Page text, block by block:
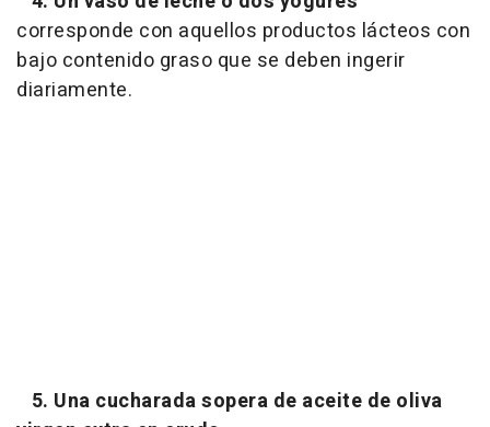
corresponde con aquellos productos lácteos con
bajo contenido graso que se deben ingerir
diariamente.
5. Una cucharada sopera de aceite de oliva